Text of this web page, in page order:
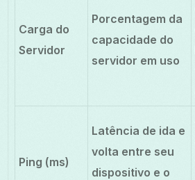
Carga do
Servidor
Porcentagem da
capacidade do
servidor em uso
Ping (ms)
Latência de ida e
volta entre seu
dispositivo e o